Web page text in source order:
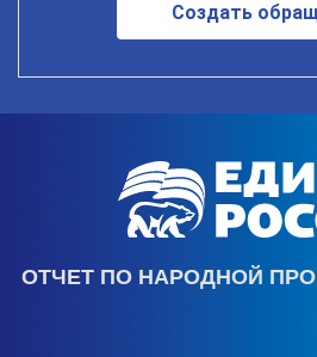
Создать
ОТЧЕТ ПО НАРОДНОЙ